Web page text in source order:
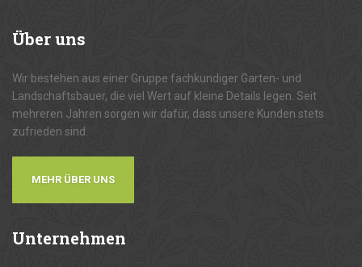
Überuns
Wir bestehen aus einer Gruppe fachkundiger Garten- und
Landschaftsbauer, die viel Wert auf kleine Details legen. Seit
mehreren Jahren sorgen wir dafür, dass unsere Kunden stets
zufrieden sind.
MEHR ÜBER UNS
Unternehmen